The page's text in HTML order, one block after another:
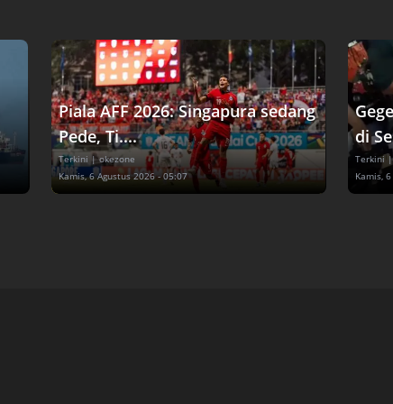
Piala AFF 2026: Singapura sedang
Pede, Ti....
Terkini | okezone
Kamis, 6 Agustus 2026 - 05:07
di
Terkini
Kamis,